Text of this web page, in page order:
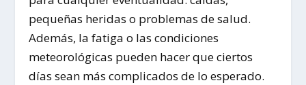
pequeñas heridas o problemas de salud.
Además, la fatiga o las condiciones
meteorológicas pueden hacer que ciertos
días sean más complicados de lo esperado.